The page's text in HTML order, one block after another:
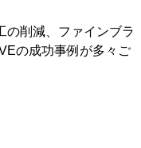
の削減、ファインブラ
の成功事例が多々ご